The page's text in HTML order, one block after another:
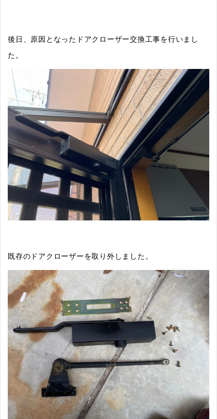
後日、原因となったドアクローザー交換工事を行いまし
た。
既存のドアクローザーを取り外しました。